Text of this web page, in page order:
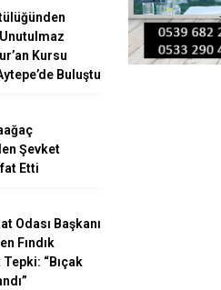
Kursu
Buluştu
Şevket
Etti
Odası Başkanı
Fındık
Tepki: “Bıçak